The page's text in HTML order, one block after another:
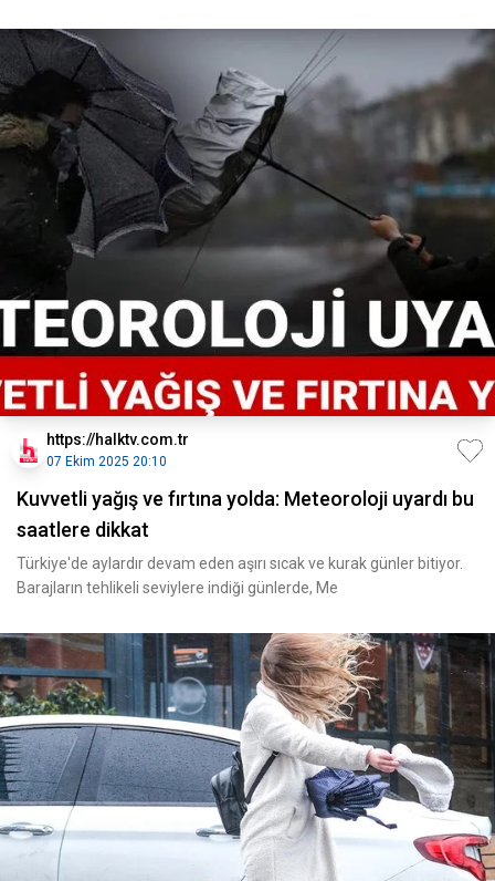
https://halktv.com.tr
07 Ekim 2025 20:10
Kuvvetli yağış ve fırtına yolda: Meteoroloji uyardı bu
saatlere dikkat
Türkiye'de aylardır devam eden aşırı sıcak ve kurak günler bitiyor.
Barajların tehlikeli seviylere indiği günlerde, Me